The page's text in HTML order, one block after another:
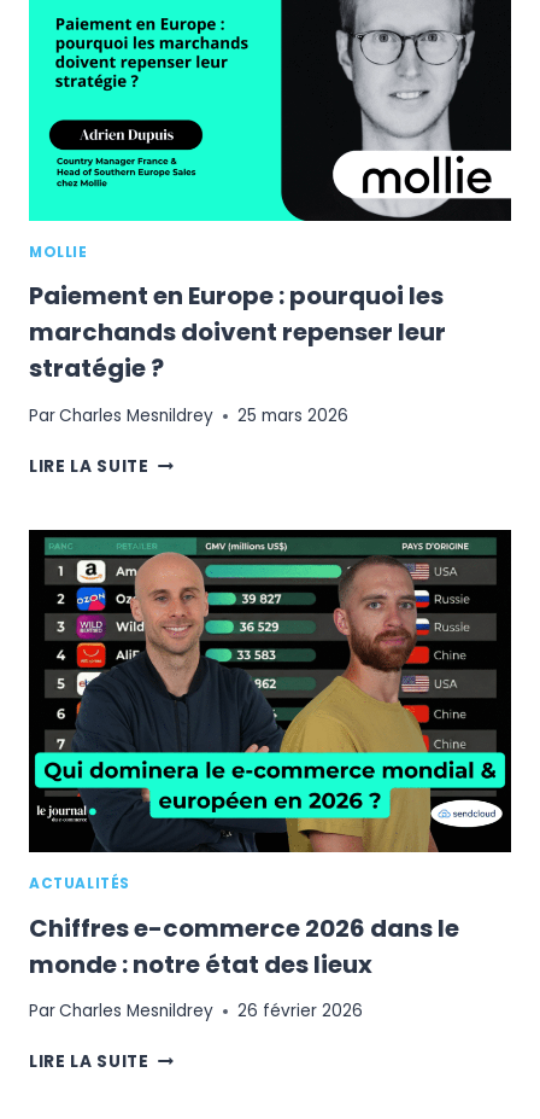
N°1
EN
(LA
VÉRITÉ
SUR
MOLLIE
Paiement en Europe : pourquoi les
marchands doivent repenser leur
stratégie ?
ParCharles Mesnildrey 25 mars 2026
LIRE LA SUITE PAIEMENT
:
POURQUOI
LES
MARCHANDS
DOIVENT
REPENSER
LEUR
STRATÉGIE
?
ACTUALITÉS
Chiffres e-commerce 2026 dans le
monde : notre état des lieux
ParCharles Mesnildrey 26 février 2026
LIRE LA SUITE CHIFFRES